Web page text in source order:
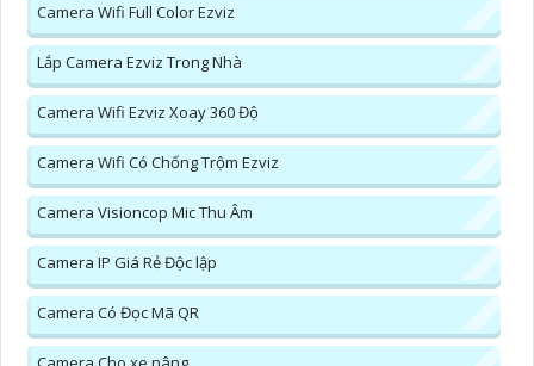
Camera Wifi Full Color Ezviz
Lắp Camera Ezviz Trong Nhà
Camera Wifi Ezviz Xoay 360 Độ
Camera Wifi Có Chống Trộm Ezviz
Camera Visioncop Mic Thu Âm
Camera IP Giá Rẻ Độc lập
Camera Có Đọc Mã QR